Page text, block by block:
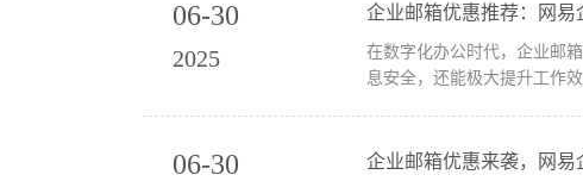
06-30
2025
企业邮箱优惠推荐：网
在数字化办公时代，企业邮
息安全，还能极大提升工作
06-30 企业邮箱优惠来袭，网